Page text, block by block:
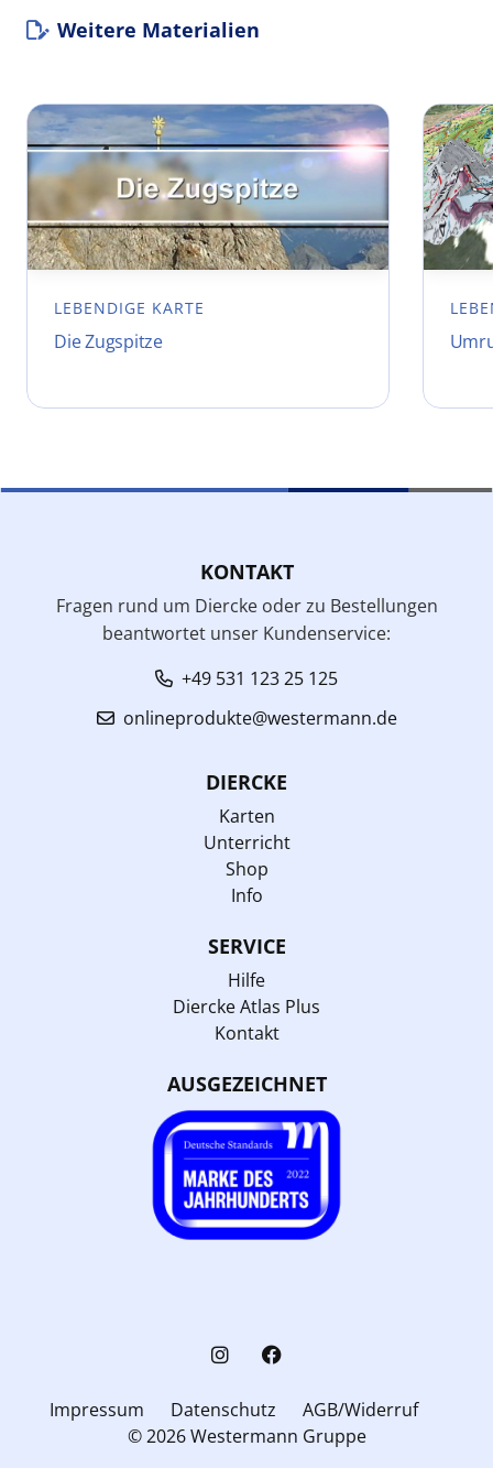
Weitere Materialien
LEBENDIGE KARTE
Die Zugspitze
KONTAKT
Fragen rund um Diercke oder zu Bestellungen
beantwortet unser Kundenservice:
+49 531 123 25 125
onlineprodukte@westermann.de
DIERCKE
Karten
Unterricht
Shop
Info
SERVICE
Hilfe
Diercke Atlas Plus
Kontakt
AUSGEZEICHNET
Impressum Datenschutz
AGB/Widerruf
© 2026 Westermann Gruppe